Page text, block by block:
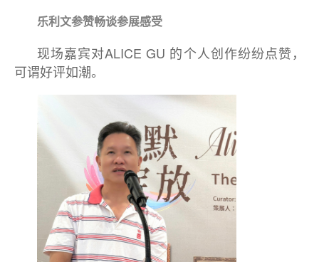
乐利文参赞畅谈参展感受
现场嘉宾对ALICE GU 的个人创作纷纷点赞，
可谓好评如潮。